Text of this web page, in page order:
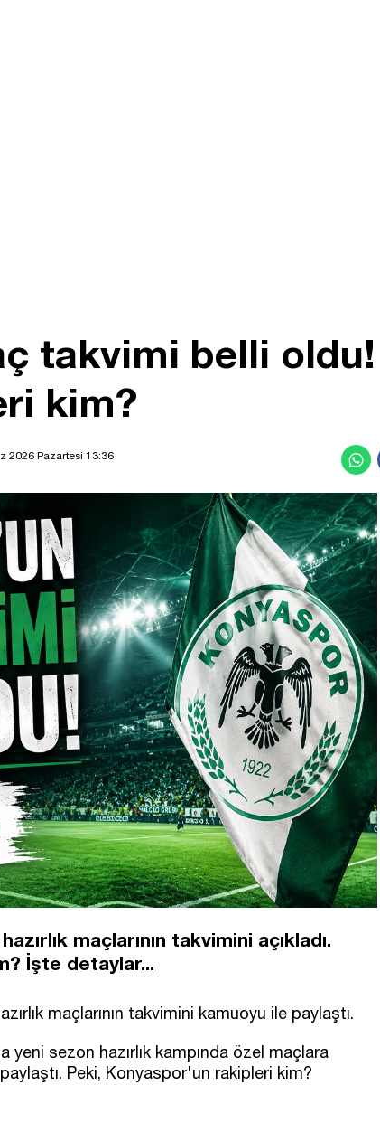
takvimi belli
kim?
2026 Pazartesi 13:36
maçlarının takvimini açıkladı.
İşte detaylar...
maçlarının takvimini kamuoyu ile paylaştı.
sezon hazırlık kampında özel maçlara
paylaştı. Peki, Konyaspor'un rakipleri kim?